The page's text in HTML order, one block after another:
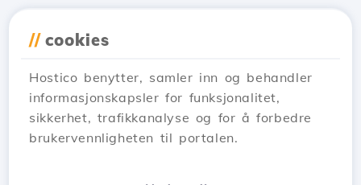
// cookies
Hostico benytter, samler inn og behandler
informasjonskapsler for funksjonalitet,
sikkerhet, trafikkanalyse og for å forbedre
brukervennligheten til portalen.